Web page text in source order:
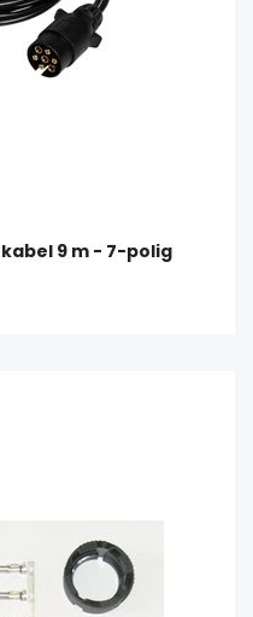
9 m - 7-polig